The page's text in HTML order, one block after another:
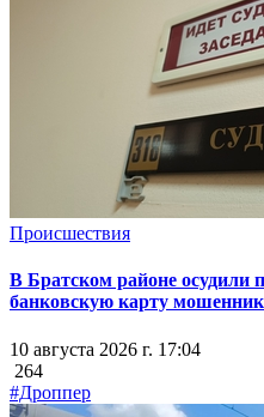
Происшествия
В Братском районе осудили
банковскую карту
10 августа 2026 г. 17:04
264
#Дроппер